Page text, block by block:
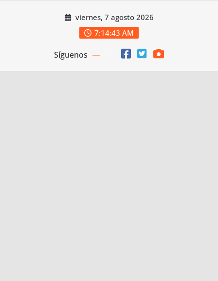
viernes, 7 agosto 2026
7:14:44 AM
Síguenos